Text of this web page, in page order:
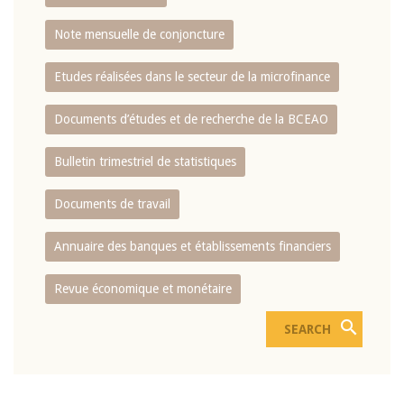
Note mensuelle de conjoncture
Etudes réalisées dans le secteur de la microfinance
Documents d’études et de recherche de la BCEAO
Bulletin trimestriel de statistiques
Documents de travail
Annuaire des banques et établissements financiers
Revue économique et monétaire